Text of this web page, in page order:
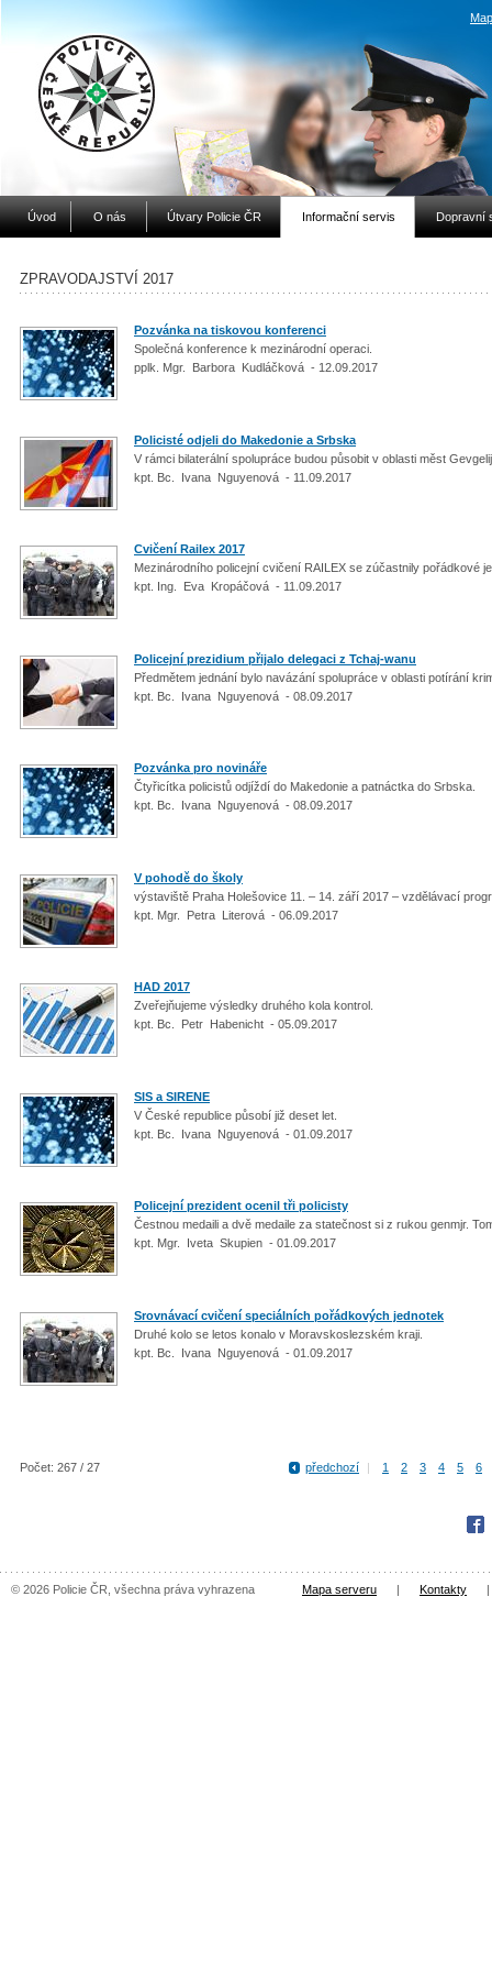
Úvod O nás Útvary Policie ČR Informační servis Dopravní
ZPRAVODAJSTVÍ 2017
Pozvánka na tiskovou konferenci
Společná konference k mezinárodní operaci.
pplk. Mgr. Barbora Kudláčková - 12.09.2017
Policisté odjeli do Makedonie a Srbska
V rámci bilaterální spolupráce budou působit v oblasti měst
kpt. Bc. Ivana Nguyenová - 11.09.2017
Cvičení Railex 2017
Mezinárodního policejní cvičení RAILEX se zúčastnily pořádkové
kpt. Ing. Eva Kropáčová - 11.09.2017
Policejní prezidium přijalo delegaci z Tchaj-wanu
Předmětem jednání bylo navázání spolupráce v oblasti potírání
kpt. Bc. Ivana Nguyenová - 08.09.2017
Pozvánka pro novináře
Čtyřicítka policistů odjíždí do Makedonie a patnáctka do Srbska.
kpt. Bc. Ivana Nguyenová - 08.09.2017
V pohodě do školy
výstaviště Praha Holešovice 11. – 14. září 2017 – vzdělávací
kpt. Mgr. Petra Literová - 06.09.2017
HAD 2017
Zveřejňujeme výsledky druhého kola kontrol.
kpt. Bc. Petr Habenicht - 05.09.2017
SIS a SIRENE
V České republice působí již deset let.
kpt. Bc. Ivana Nguyenová - 01.09.2017
Policejní prezident ocenil tři policisty
Čestnou medaili a dvě medaile za statečnost si z rukou genmjr.
kpt. Mgr. Iveta Skupien - 01.09.2017
Srovnávací cvičení speciálních pořádkových jednotek
Druhé kolo se letos konalo v Moravskoslezském kraji.
kpt. Bc. Ivana Nguyenová - 01.09.2017
Počet: 267 / 27 předchozí | 1 2 3 4 5 6
© 2026 Policie ČR, všechna práva vyhrazena Mapa serveru | Kontakty |